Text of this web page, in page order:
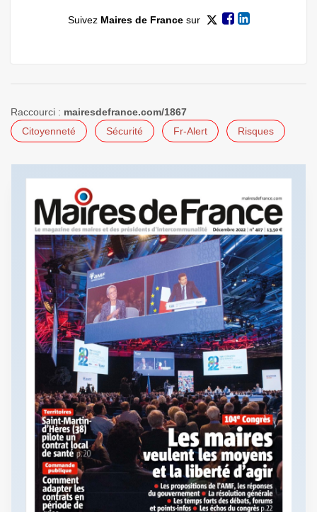
Suivez Maires de Francesur
Raccourci : mairesdefrance.com/1867
Citoyenneté
Sécurité Fr-Alert Risques